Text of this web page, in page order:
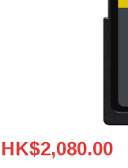
Sony M-Series
HK$2,080.00